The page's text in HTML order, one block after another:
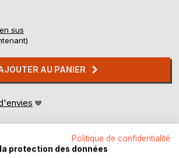
sus
AU PANIER
Politique de confidentialité
protection des données